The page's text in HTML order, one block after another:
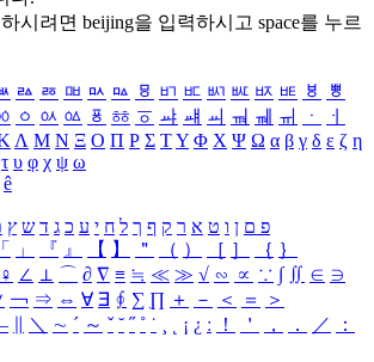
시려면 beijing을 입력하시고 space를 누르
ㅬ ㅭ ㅮ ㅯ ㅰ ㅱ ㅲ ㅳ ㅴ ㅵ ㅶ ㅷ ㅸ
ㅹ
ㆁ ㆂ ㆃ ㆄ ㆅ ㆆ ㆇ ㆈ ㆉ ㆊ ㆋ ㆌ ㆍ
ㆎ
Λ Μ Ν Ξ Ο Π Ρ Σ ΤΥ Φ Χ Ψ Ω α β γ δ ε ζ η
τ υ φ χ ψ ω
ê
פ ם ן ו ט א ר ק ף ך ל ח י ע כ ג ד ש ץ
「 」 『 』 【 】 ＂ （ ） ［ ］ ｛ ｝
♀ ∠ ⊥ ⌒ ∂ ∇ ≡ ≒ ≪ ≫ √ ∽ ∝ ∵ ∫ ∬ ∈ ∋
￢ ⇒ ⇔ ∀ ∃ ∮ ∑ ∏ ＋ － ＜ ＝
＞
＼ ∼ ´ ～ ˇ ˘ ˝ ˚ ˙ ¸ ¡ ¿ ː ！ ＇ ， ． ／
：